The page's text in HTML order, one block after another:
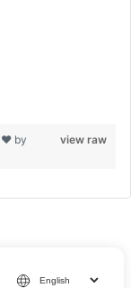
view raw
❤ by